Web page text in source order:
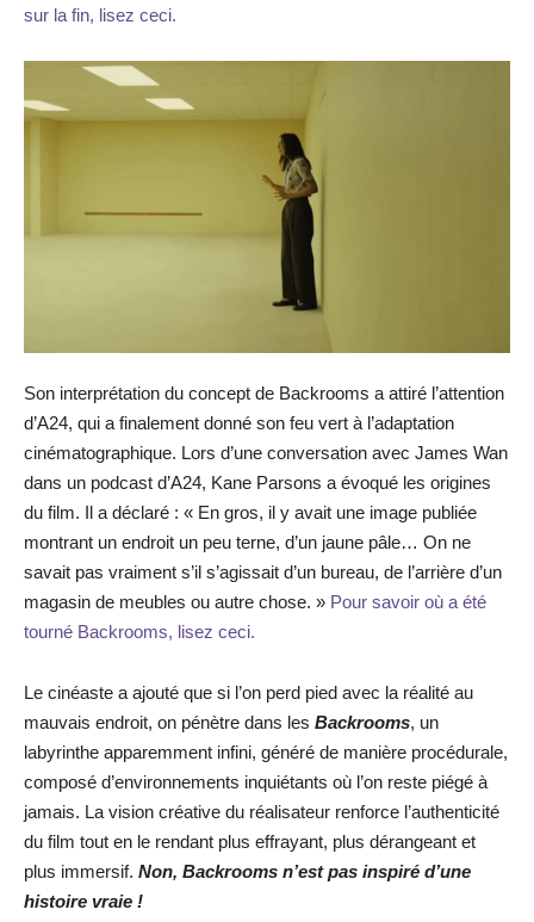
sur la fin, lisez ceci.
Son interprétation du concept de Backrooms a attiré l’attention
d’A24, qui a finalement donné son feu vert à l’adaptation
cinématographique. Lors d’une conversation avec James Wan
dans un podcast d’A24, Kane Parsons a évoqué les origines
du film. Il a déclaré : « En gros, il y avait une image publiée
montrant un endroit un peu terne, d’un jaune pâle… On ne
savait pas vraiment s’il s’agissait d’un bureau, de l’arrière d’un
magasin de meubles ou autre chose. » Pour savoir où a été
tourné Backrooms, lisez ceci.
Le cinéaste a ajouté que si l’on perd pied avec la réalité au
mauvais endroit, on pénètre dans les Backrooms, un
labyrinthe apparemment infini, généré de manière procédurale,
composé d’environnements inquiétants où l’on reste piégé à
jamais. La vision créative du réalisateur renforce l’authenticité
du film tout en le rendant plus effrayant, plus dérangeant et
plus immersif. Non, Backrooms n’est pas inspiré d’une
histoire vraie !